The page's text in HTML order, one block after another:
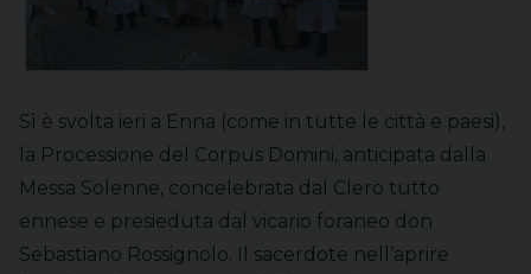
Sì è svolta ieri a Enna (come in tutte le città e paesi),
la Processione del Corpus Domini, anticipata dalla
Messa Solenne, concelebrata dal Clero tutto
ennese e presieduta dal vicario foraneo don
Sebastiano Rossignolo. Il sacerdote nell’aprire